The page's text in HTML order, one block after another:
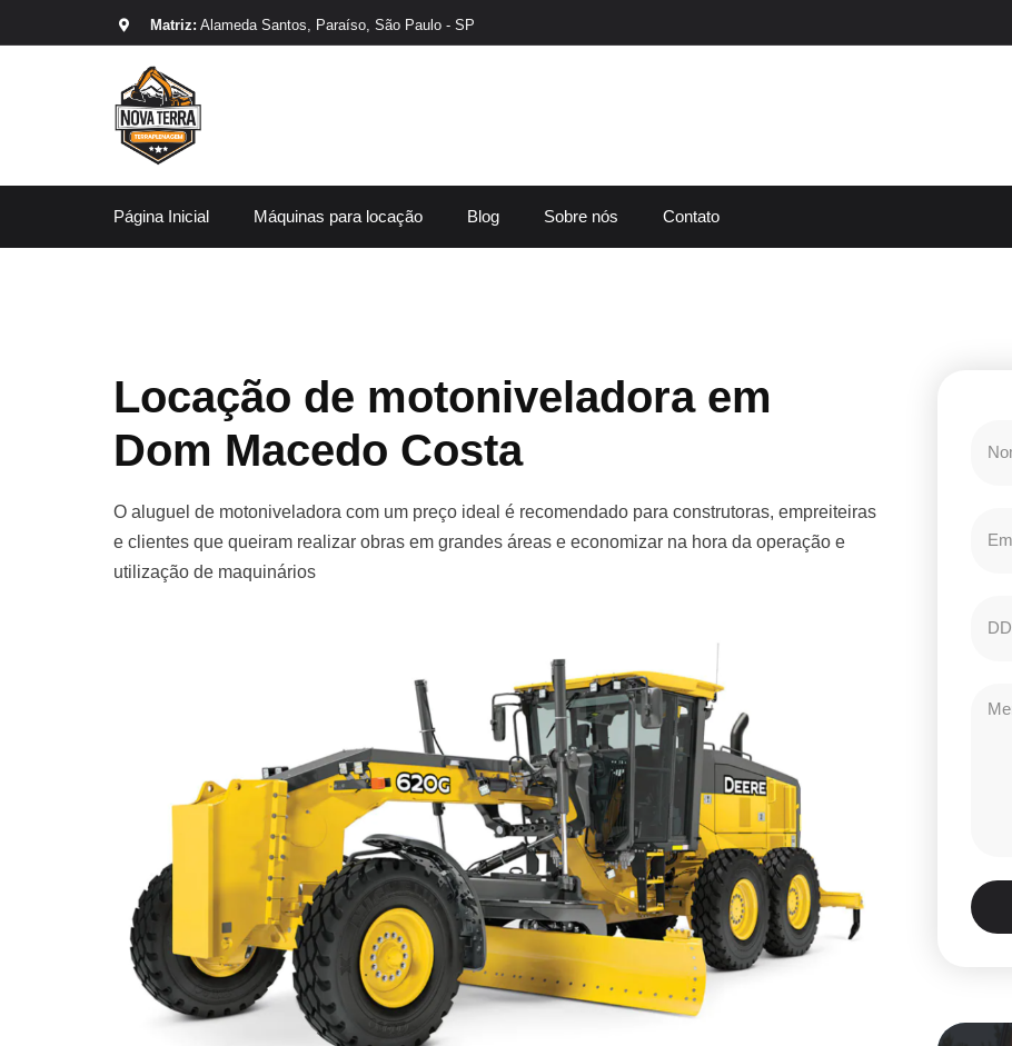
Matriz: Alameda Santos, Paraíso, São Paulo - SP
Página Inicial Máquinas para locação Blog Sobre nós Contato
Locação de motoniveladora em
Dom Macedo Costa
O aluguel de motoniveladora com um preço ideal é recomendado para construtoras, empreiteiras
e clientes que queiram realizar obras em grandes áreas e economizar na hora da operação e
utilização de maquinários